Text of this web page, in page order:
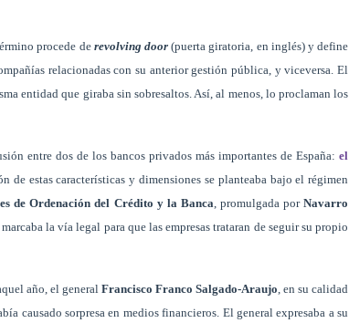
procede derevolving door(puerta giratoria, en inglés) y define
relacionadas con su anterior gestión pública, y viceversa. El
entidad que giraba sin sobresaltos. Así, al menos, lo proclaman los
entre dos de los bancos privados más importantes de España:el
de estas características y dimensiones se planteaba bajo el régimen
de Ordenación del Crédito y la Banca, promulgada porNavarro
la vía legal para que las empresas trataran de seguir su propio
año, el generalFrancisco Franco Salgado-Araujo, en su calidad
causado sorpresa en medios financieros. El general expresaba a su